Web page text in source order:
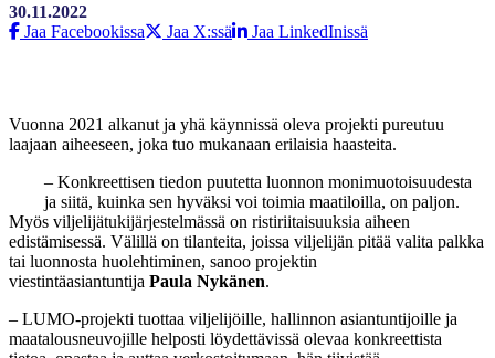
30.11.2022
Jaa Facebookissa
Jaa X:ssä Jaa LinkedInissä
Vuonna 2021 alkanut ja yhä käynnissä oleva projekti pureutuu
laajaan aiheeseen, joka tuo mukanaan erilaisia haasteita.
– Konkreettisen tiedon puutetta luonnon monimuotoisuudesta
ja siitä, kuinka sen hyväksi voi toimia maatiloilla, on paljon.
Myös viljelijätukijärjestelmässä on ristiriitaisuuksia aiheen
edistämisessä. Välillä on tilanteita, joissa viljelijän pitää valita palkka
tai luonnosta huolehtiminen, sanoo projektin
viestintäasiantuntija Paula Nykänen.
– LUMO-projekti tuottaa viljelijöille, hallinnon asiantuntijoille ja
maatalousneuvojille helposti löydettävissä olevaa konkreettista